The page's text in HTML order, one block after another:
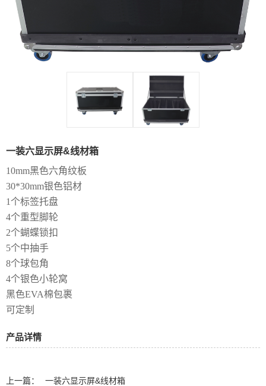
一装六显示屏&线材箱
10mm黑色六角纹板
30*30mm银色铝材
1个标签托盘
4个重型脚轮
2个蝴蝶锁扣
5个中抽手
8个球包角
4个银色小轮窝
黑色EVA棉包裹
可定制
产品详情
上一篇：
一装六显示屏&线材箱